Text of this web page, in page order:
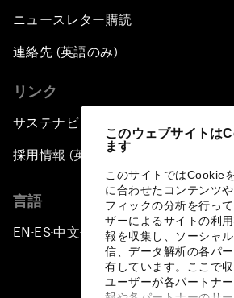
このウェブサイトは
ます
このサイトではCookie
に合わせたコンテンツ
フィックの分析を行っ
ザーによるサイトの利
報を収集し、ソーシャ
信、データ解析の各パ
有しています。ここで収
ユーザーが各パートナ
ニュースレター購読
連絡先 (英語のみ)
リンク
サステナビリティへの取り組み
採用情報 (英語のみ)
言語
EN ▪ES▪中文▪ 日本語